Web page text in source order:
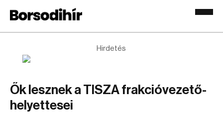
Hirdetés
Ők lesznek a TISZA frakcióvezető-
helyettesei